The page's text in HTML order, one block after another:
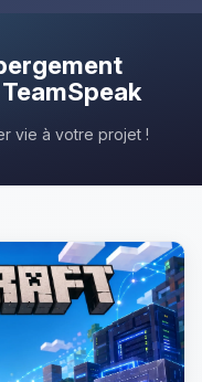
vie à votre projet !